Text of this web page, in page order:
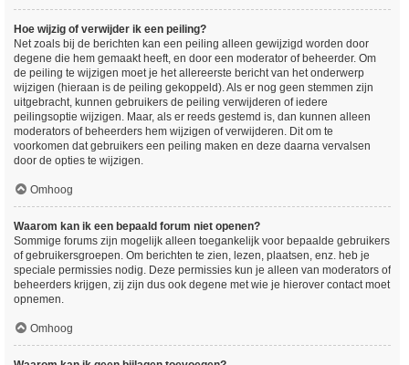
Hoe wijzig of verwijder ik een peiling?
Net zoals bij de berichten kan een peiling alleen gewijzigd worden door
degene die hem gemaakt heeft, en door een moderator of beheerder. Om
de peiling te wijzigen moet je het allereerste bericht van het onderwerp
wijzigen (hieraan is de peiling gekoppeld). Als er nog geen stemmen zijn
uitgebracht, kunnen gebruikers de peiling verwijderen of iedere
peilingsoptie wijzigen. Maar, als er reeds gestemd is, dan kunnen alleen
moderators of beheerders hem wijzigen of verwijderen. Dit om te
voorkomen dat gebruikers een peiling maken en deze daarna vervalsen
door de opties te wijzigen.
Omhoog
Waarom kan ik een bepaald forum niet openen?
Sommige forums zijn mogelijk alleen toegankelijk voor bepaalde gebruikers
of gebruikersgroepen. Om berichten te zien, lezen, plaatsen, enz. heb je
speciale permissies nodig. Deze permissies kun je alleen van moderators of
beheerders krijgen, zij zijn dus ook degene met wie je hierover contact moet
opnemen.
Omhoog